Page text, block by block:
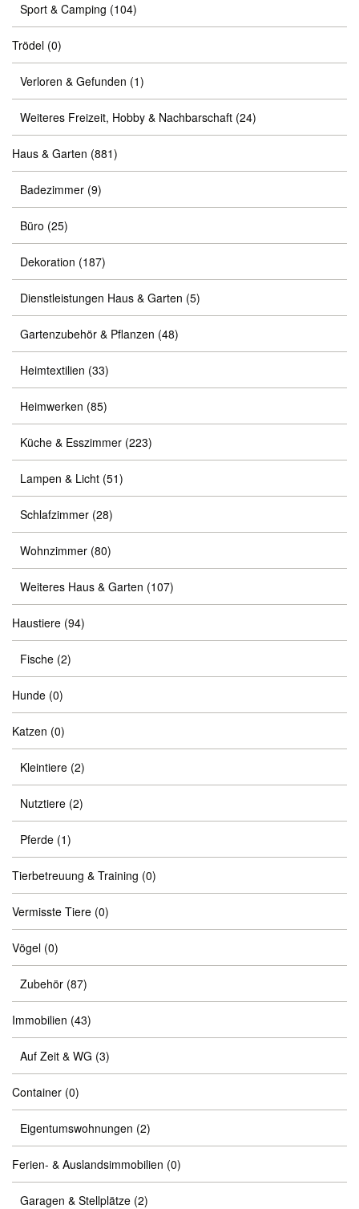
Sport & Camping (104)
Trödel (0)
Verloren & Gefunden (1)
Weiteres Freizeit, Hobby & Nachbarschaft (24)
Haus & Garten (881)
Badezimmer (9)
Büro (25)
Dekoration (187)
Dienstleistungen Haus & Garten (5)
Gartenzubehör & Pflanzen (48)
Heimtextilien (33)
Heimwerken (85)
Küche & Esszimmer (223)
Lampen & Licht (51)
Schlafzimmer (28)
Wohnzimmer (80)
Weiteres Haus & Garten (107)
Haustiere (94)
Fische (2)
Hunde (0)
Katzen (0)
Kleintiere (2)
Nutztiere (2)
Pferde (1)
Tierbetreuung & Training (0)
Vermisste Tiere (0)
Vögel (0)
Zubehör (87)
Immobilien (43)
Auf Zeit & WG (3)
Container (0)
Eigentumswohnungen (2)
Ferien- & Auslandsimmobilien (0)
Garagen & Stellplätze (2)